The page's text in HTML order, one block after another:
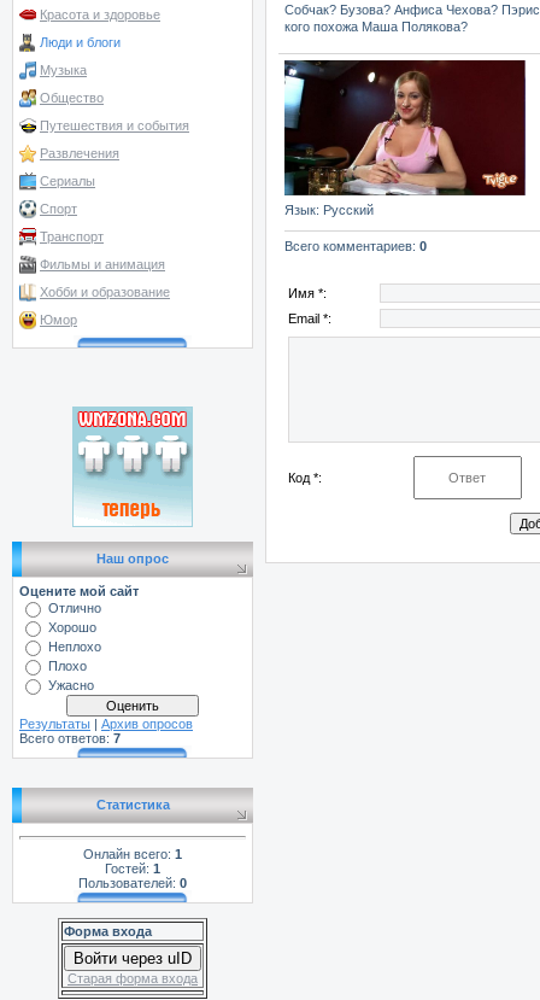
Красота и здоровье
Люди и блоги
Музыка
Общество
Путешествия и события
Развлечения
Сериалы
Спорт
Транспорт
Фильмы и анимация
Хобби и образование
Юмор
Наш опрос
Оцените мой сайт
Отлично
Хорошо
Неплохо
Плохо
Ужасно
Результаты | Архив опросов
Всего ответов: 7
Статистика
Онлайн всего: 1
Гостей: 1
Пользователей: 0
Форма входа
Войти через uID
Старая форма входа
Собчак? Бузова? Анфиса Чехова?
кого похожа Маша Полякова?
Язык: Русский
Всего комментариев: 0
Имя *:
Email *:
Код *: